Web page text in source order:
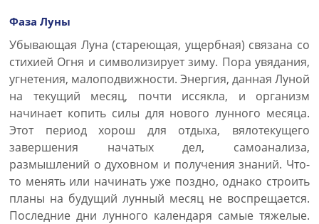
Фаза Луны
Убывающая Луна (стареющая, ущербная) связана со
стихией Огня и символизирует зиму. Пора увядания,
угнетения, малоподвижности. Энергия, данная Луной
на текущий месяц, почти иссякла, и организм
начинает копить силы для нового лунного месяца.
Этот период хорош для отдыха, вялотекущего
завершения начатых дел, самоанализа,
размышлений о духовном и получения знаний. Что-
то менять или начинать уже поздно, однако строить
планы на будущий лунный месяц не воспрещается.
Последние дни лунного календаря самые тяжелые.